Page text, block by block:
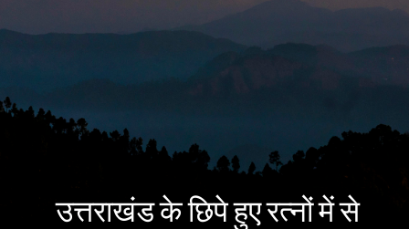
उत्तराखंड के छिपे हुए रत्नों में से
उत्तराखंड के छिपे हुए रत्नों में से